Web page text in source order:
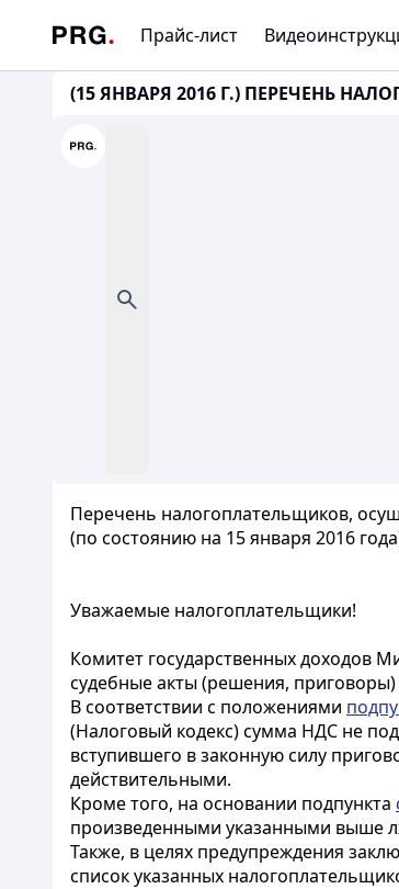
Прайс-лист
(15 ЯНВАРЯ 2016 Г.) ПЕРЕЧЕНЬ
Перечень налогоплательщиков,
(по состоянию на 15 января 2016
Уважаемые налогоплательщики!
Комитет государственных доходов
судебные акты (решения,
В соответствии с положениями
(Налоговый кодекс) сумма НДС не
вступившего в законную силу
действительными.
Кроме того, на основании подпункта
произведенными указанными выше
Также, в целях предупреждения
список указанных